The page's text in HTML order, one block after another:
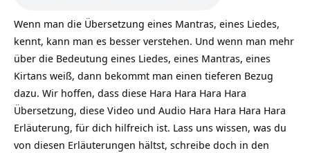
Wenn man die Übersetzung eines Mantras, eines Liedes,
kennt, kann man es besser verstehen. Und wenn man mehr
über die Bedeutung eines Liedes, eines Mantras, eines
Kirtans weiß, dann bekommt man einen tieferen Bezug
dazu. Wir hoffen, dass diese Hara Hara Hara Hara
Übersetzung, diese Video und Audio Hara Hara Hara Hara
Erläuterung, für dich hilfreich ist. Lass uns wissen, was du
von diesen Erläuterungen hältst, schreibe doch in den